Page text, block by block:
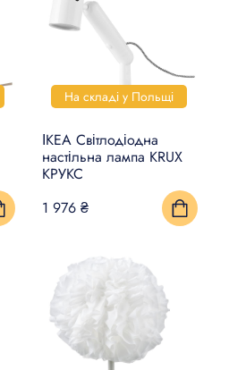
На складі у Польщі
ІКЕА Світлодіодна
настільна лампа KRUX
КРУКС
1 976 ₴